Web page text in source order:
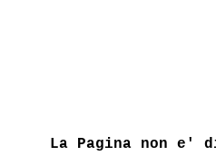
La Pagina non e'